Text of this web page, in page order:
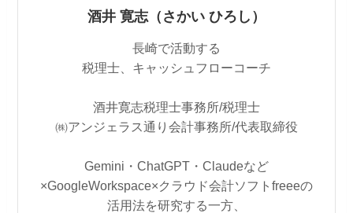
酒井 寛志（さかい ひろし）
長崎で活動する
税理士、キャッシュフローコーチ
酒井寛志税理士事務所/税理士
㈱アンジェラス通り会計事務所/代表取締役
Gemini・ChatGPT・Claudeなど
×GoogleWorkspace×クラウド会計ソフトfreeeの
活用法を研究する一方、